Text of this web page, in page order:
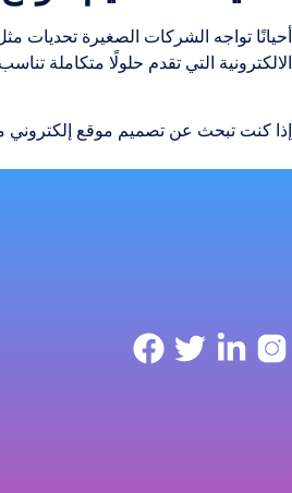
أحيانًا تواجه الشركات الصغيرة تحديات
الالكترونية التي تقدم حلولًا متكاملة
إذا كنت تبحث عن تصميم موقع إلكتروني